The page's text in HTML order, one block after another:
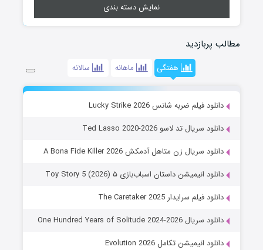
نمایش دسته بندی
مطالب پربازدید
هفتگی ماهانه سالانه
دانلود فیلم ضربه شانس Lucky Strike 2026
دانلود سریال تد لاسو Ted Lasso 2020-2026
دانلود سریال زن متاهل آدمکش A Bona Fide Killer 2026
دانلود انیمیشن داستان اسباب‌بازی ۵ Toy Story 5 (2026)
دانلود فیلم سرایدار The Caretaker 2025
دانلود سریال One Hundred Years of Solitude 2024-2026
دانلود انیمیشن تکامل Evolution 2026